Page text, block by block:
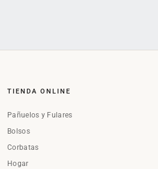
TIENDA ONLINE
Pañuelos y Fulares
Bolsos
Corbatas
Hogar